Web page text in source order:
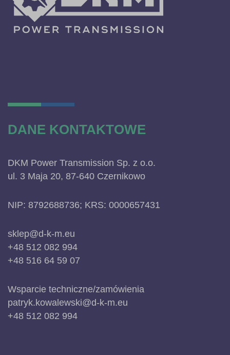
DANE KONTAKTOWE
DKM Power Transmission Sp. z o.o.
ul. 3 Maja 20, 87-640 Czernikowo
NIP: 8792688736; KRS: 0000657431
sklep@d-k-m.eu
+48 512 082 994
+48 516 64 59 07
Wsparcie techniczne/zamówienia
patryk.kowalewski@d-k-m.eu
+48 512 082 994